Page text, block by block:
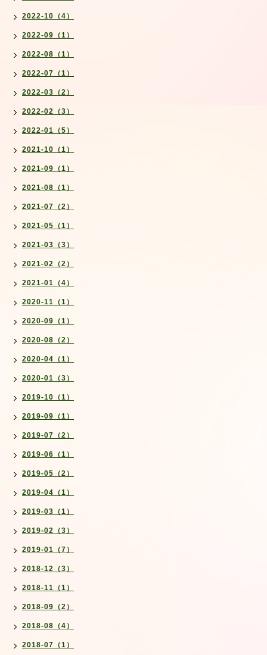
2022-10（4）
2022-09（1）
2022-08（1）
2022-07（1）
2022-03（2）
2022-02（3）
2022-01（5）
2021-10（1）
2021-09（1）
2021-08（1）
2021-07（2）
2021-05（1）
2021-03（3）
2021-02（2）
2021-01（4）
2020-11（1）
2020-09（1）
2020-08（2）
2020-04（1）
2020-01（3）
2019-10（1）
2019-09（1）
2019-07（2）
2019-06（1）
2019-05（2）
2019-04（1）
2019-03（1）
2019-02（3）
2019-01（7）
2018-12（3）
2018-11（1）
2018-09（2）
2018-08（4）
2018-07（1）